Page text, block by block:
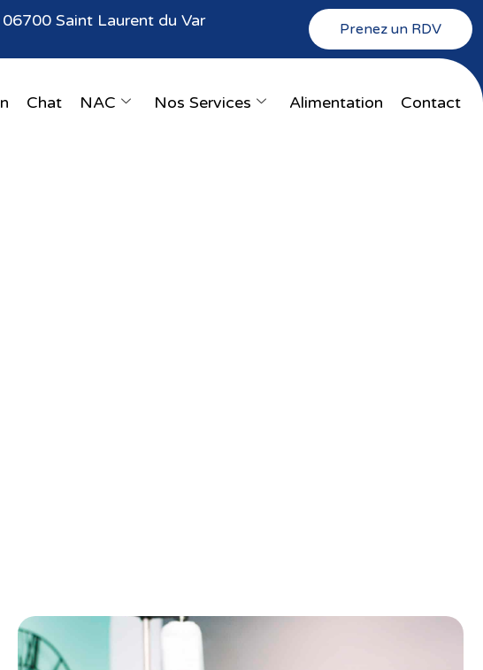
Saint Laurent du Var Prenez un RDV
Chat NAC Nos Services Alimentation Contact